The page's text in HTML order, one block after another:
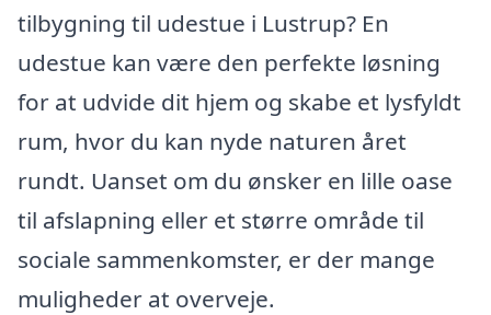
tilbygning til udestue i Lustrup? En
udestue kan være den perfekte løsning
for at udvide dit hjem og skabe et lysfyldt
rum, hvor du kan nyde naturen året
rundt. Uanset om du ønsker en lille oase
til afslapning eller et større område til
sociale sammenkomster, er der mange
muligheder at overveje.